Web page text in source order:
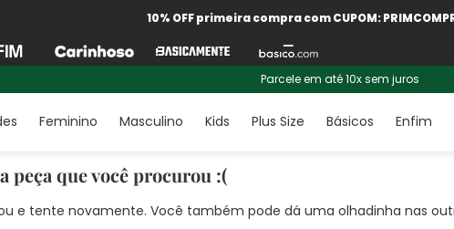
10% OFF primeira compra com CUPOM:
Parcele em até 10x sem juros
Feminino Masculino Kids Plus Size Básicos Enfim
peça que você procurou :(
e tente novamente. Você também pode dá uma olhadinha nas